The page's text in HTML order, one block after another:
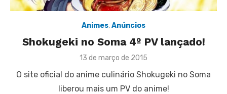
Animes,Anúncios
Shokugeki no Soma 4º PV lançado!
Posted
13 de março de 2015
O site oficial do anime culinário Shokugeki no Soma
liberou mais um PV do anime!